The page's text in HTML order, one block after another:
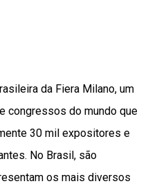
da Fiera Milano, um
congressos do mundo que
30 mil expositores e
. No Brasil, são
os mais diversos